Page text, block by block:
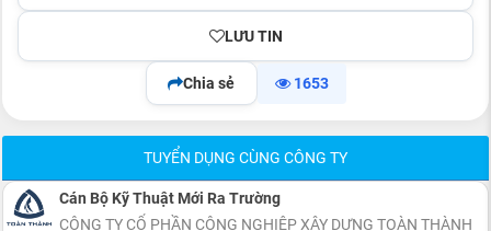
LƯU TIN
Chia sẻ 1653
TUYỂN DỤNG CÙNG CÔNG TY
Cán Bộ Kỹ Thuật Mới Ra Trường
CÔNG TY CỔ PHẦN CÔNG NGHIỆP XÂY DỰNG TOÀN THÀNH